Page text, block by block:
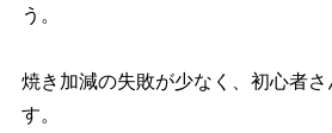
う。
焼き加減の失敗が少なく、初心者
す。